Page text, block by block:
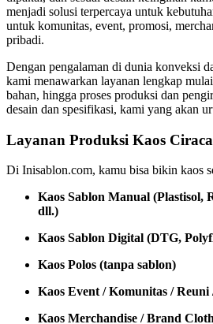
menjadi solusi terpercaya untuk
untuk komunitas, event, promosi,
pribadi.
Dengan pengalaman di dunia konveksi
kami menawarkan layanan lengkap
bahan, hingga proses produksi dan
desain dan spesifikasi, kami yang akan
Layanan Produksi Kaos
Di Inisablon.com, kamu bisa bikin kaos
Kaos Sablon Manual (Plastisol,
dll.)
Kaos Sablon Digital (DTG,
Kaos Polos (tanpa sablon)
Kaos Event / Komunitas / Reuni
Kaos Merchandise / Brand